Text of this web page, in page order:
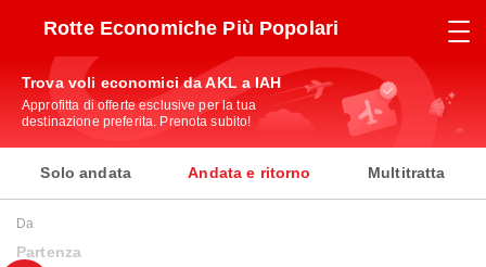
Rotte Economiche Più Popolari
Trova voli economici da AKL a IAH
Approfitta di offerte esclusive per la tua
destinazione preferita. Prenota subito!
Solo andata Andata e ritorno Multitratta
Da
Partenza